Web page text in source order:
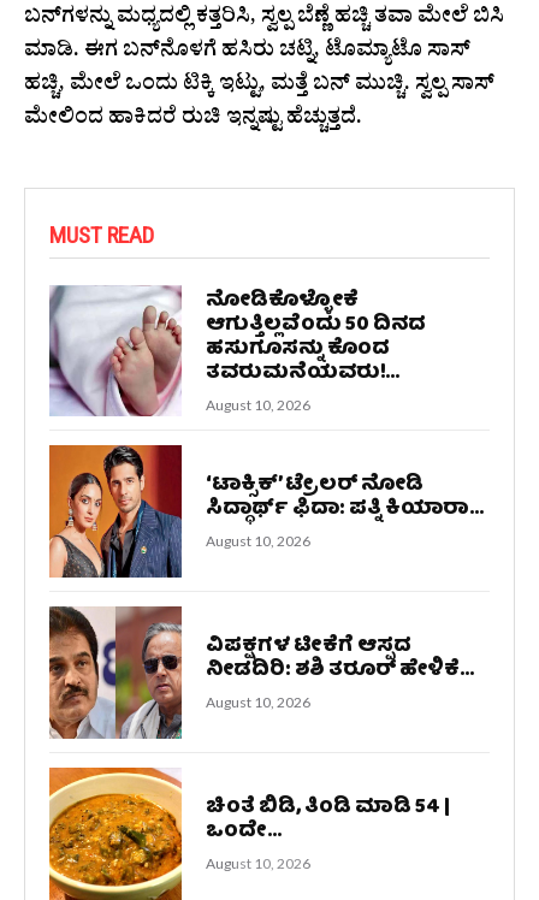
ಬನ್‌ಗಳನ್ನು ಮಧ್ಯದಲ್ಲಿ ಕತ್ತರಿಸಿ, ಸ್ವಲ್ಪ ಬೆಣ್ಣೆ ಹಚ್ಚಿ ತವಾ ಮೇಲೆ ಬಿಸಿ
ಮಾಡಿ. ಈಗ ಬನ್‌ನೊಳಗೆ ಹಸಿರು ಚಟ್ನಿ, ಟೊಮ್ಯಾಟೊ ಸಾಸ್
ಹಚ್ಚಿ, ಮೇಲೆ ಒಂದು ಟಿಕ್ಕಿ ಇಟ್ಟು, ಮತ್ತೆ ಬನ್ ಮುಚ್ಚಿ. ಸ್ವಲ್ಪ ಸಾಸ್
ಮೇಲಿಂದ ಹಾಕಿದರೆ ರುಚಿ ಇನ್ನಷ್ಟು ಹೆಚ್ಚುತ್ತದೆ.
MUST READ
ನೋಡಿಕೊಳ್ಳೋಕೆ
ಆಗುತ್ತಿಲ್ಲವೆಂದು 50 ದಿನದ
ಹಸುಗೂಸನ್ನು ಕೊಂದ
ತವರುಮನೆಯವರು!...
August 10, 2026
‘ಟಾಕ್ಸಿಕ್’ ಟ್ರೇಲರ್ ನೋಡಿ
ಸಿದ್ಧಾರ್ಥ್ ಫಿದಾ: ಪತ್ನಿ ಕಿಯಾರಾ...
August 10, 2026
ವಿಪಕ್ಷಗಳ ಟೀಕೆಗೆ ಆಸ್ಪದ
ನೀಡದಿರಿ: ಶಶಿ ತರೂರ್ ಹೇಳಿಕೆ...
August 10, 2026
ಚಿಂತೆ ಬಿಡಿ, ತಿಂಡಿ ಮಾಡಿ‌ 54 |
ಒಂದೇ...
August 10, 2026